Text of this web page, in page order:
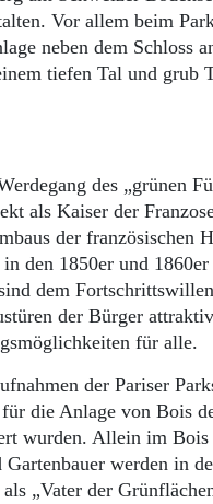
Vor allem beim
neben dem Schloss
tiefen Tal und grub
des „grünen
als Kaiser der
der französischen
den 1850er und 1860er
dem
der Bürger
für alle.
der Pariser
die Anlage von Bois
wurden. Allein im Bois
werden in
„Vater der